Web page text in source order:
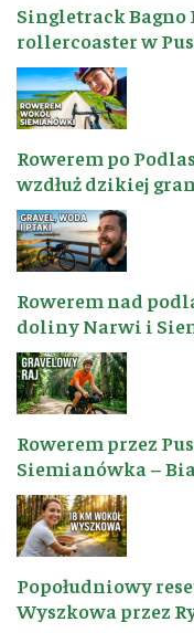
Singletrack Bagno
rollercoaster w
Rowerem po
wzdłuż dzikiej
Rowerem nad
doliny Narwi i
Rowerem przez
Siemianówka –
Popołudniowy
Wyszkowa przez